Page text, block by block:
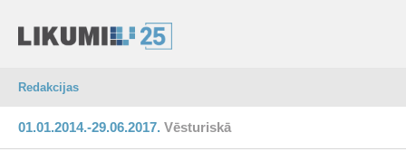
Redakcijas
01.01.2014.-29.06.2017. Vēsturiskā